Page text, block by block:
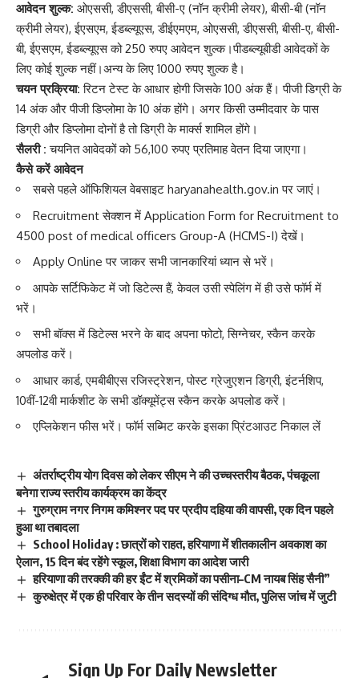
आवेदन शुल्क: ओएससी, डीएससी, बीसी-ए (नॉन क्रीमी लेयर), बीसी-बी (नॉन
क्रीमी लेयर), ईएसएम, ईडब्ल्यूएस, डीईएमएम, ओएससी, डीएससी, बीसी-ए, बीसी-
बी, ईएसएम, ईडब्ल्यूएस को 250 रुपए आवेदन शुल्क।पीडब्ल्यूबीडी आवेदकों के
लिए कोई शुल्क नहीं।अन्य के लिए 1000 रुपए शुल्क है।
चयन प्रक्रिया: रिटन टेस्ट के आधार होगी जिसके 100 अंक हैं। पीजी डिग्री के
14 अंक और पीजी डिप्लोमा के 10 अंक होंगे। अगर किसी उम्मीदवार के पास
डिग्री और डिप्लोमा दोनों है तो डिग्री के मार्क्स शामिल होंगे।
सैलरी : चयनित आवेदकों को 56,100 रुपए प्रतिमाह वेतन दिया जाएगा।
कैसे करें आवेदन
सबसे पहले ऑफिशियल वेबसाइट haryanahealth.gov.in पर जाएं।
Recruitment सेक्शन में Application Form for Recruitment to
4500 post of medical officers Group-A (HCMS-I) देखें।
Apply Online पर जाकर सभी जानकारियां ध्यान से भरें।
आपके सर्टिफिकेट में जो डिटेल्स हैं, केवल उसी स्पेलिंग में ही उसे फॉर्म में
भरें।
सभी बॉक्स में डिटेल्स भरने के बाद अपना फोटो, सिग्नेचर, स्कैन करके
अपलोड करें।
आधार कार्ड, एमबीबीएस रजिस्ट्रेशन, पोस्ट ग्रेजुएशन डिग्री, इंटर्नशिप,
10वीं-12वी मार्कशीट के सभी डॉक्यूमेंट्स स्कैन करके अपलोड करें।
एप्लिकेशन फीस भरें। फॉर्म सब्मिट करके इसका प्रिंटआउट निकाल लें
अंतर्राष्ट्रीय योग दिवस को लेकर सीएम ने की उच्चस्तरीय बैठक, पंचकूला
बनेगा राज्य स्तरीय कार्यक्रम का केंद्र
गुरुग्राम नगर निगम कमिश्नर पद पर प्रदीप दहिया की वापसी, एक दिन पहले
हुआ था तबादला
School Holiday : छात्रों को राहत, हरियाणा में शीतकालीन अवकाश का
ऐलान, 15 दिन बंद रहेंगे स्कूल, शिक्षा विभाग का आदेश जारी
हरियाणा की तरक्की की हर ईंट में श्रमिकों का पसीना–CM नायब सिंह सैनी”
कुरुक्षेत्र में एक ही परिवार के तीन सदस्यों की संदिग्ध मौत, पुलिस जांच में जुटी
Sign Up For Daily Newsletter